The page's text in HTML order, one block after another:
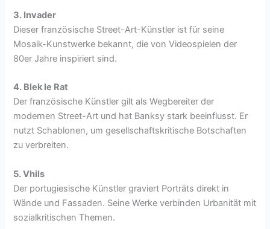
3. Invader
Dieser französische Street-Art-Künstler ist für seine
Mosaik-Kunstwerke bekannt, die von Videospielen der
80er Jahre inspiriert sind.
4. Blek le Rat
Der französische Künstler gilt als Wegbereiter der
modernen Street-Art und hat Banksy stark beeinflusst. Er
nutzt Schablonen, um gesellschaftskritische Botschaften
zu verbreiten.
5. Vhils
Der portugiesische Künstler graviert Porträts direkt in
Wände und Fassaden. Seine Werke verbinden Urbanität mit
sozialkritischen Themen.